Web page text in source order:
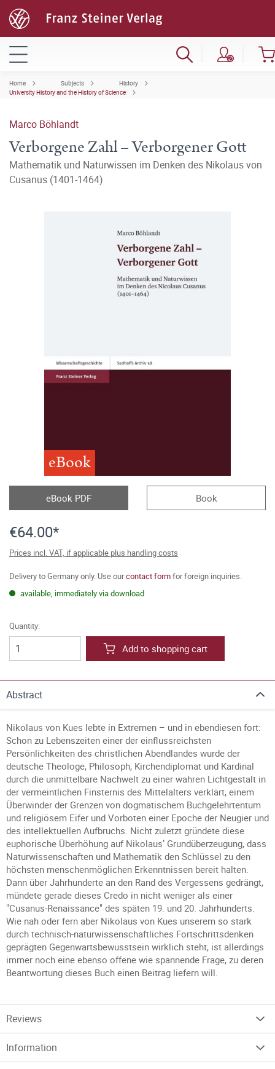
Home Subjects
History
University History and the History of Science
Marco Böhlandt
Verborgene Zahl – Verborgener Gott
Mathematik und Naturwissen im Denken des Nikolaus von
Cusanus (1401-1464)
eBook
eBook PDF Book
€64.00*
Prices incl. VAT, if applicable plus handling costs
Delivery to Germany only. Use ourcontact formfor foreign inquiries.
available, immediately via download
Quantity:
Add to shopping cart
Abstract
Nikolaus von Kues lebte in Extremen – und in ebendiesen fort:
Schon zu Lebenszeiten einer der einflussreichsten
Persönlichkeiten des christlichen Abendlandes wurde der
deutsche Theologe, Philosoph, Kirchendiplomat und Kardinal
durch die unmittelbare Nachwelt zu einer wahren Lichtgestalt in
der vermeintlichen Finsternis des Mittelalters verklärt, einem
Überwinder der Grenzen von dogmatischem Buchgelehrtentum
und religiösem Eifer und Vorboten einer Epoche der Neugier und
des intellektuellen Aufbruchs. Nicht zuletzt gründete diese
euphorische Überhöhung auf Nikolaus’ Grundüberzeugung, dass
Naturwissenschaften und Mathematik den Schlüssel zu den
höchsten menschenmöglichen Erkenntnissen bereit halten.
Dann über Jahrhunderte an den Rand des Vergessens gedrängt,
mündete gerade dieses Credo in nicht weniger als einer
"Cusanus-Renaissance" des späten 19. und 20. Jahrhunderts.
Wie nah oder fern aber Nikolaus von Kues unserem so stark
durch technisch-naturwissenschaftliches Fortschrittsdenken
geprägten Gegenwartsbewusstsein wirklich steht, ist allerdings
immer noch eine ebenso offene wie spannende Frage, zu deren
Beantwortung dieses Buch einen Beitrag liefern will.
Reviews
Information